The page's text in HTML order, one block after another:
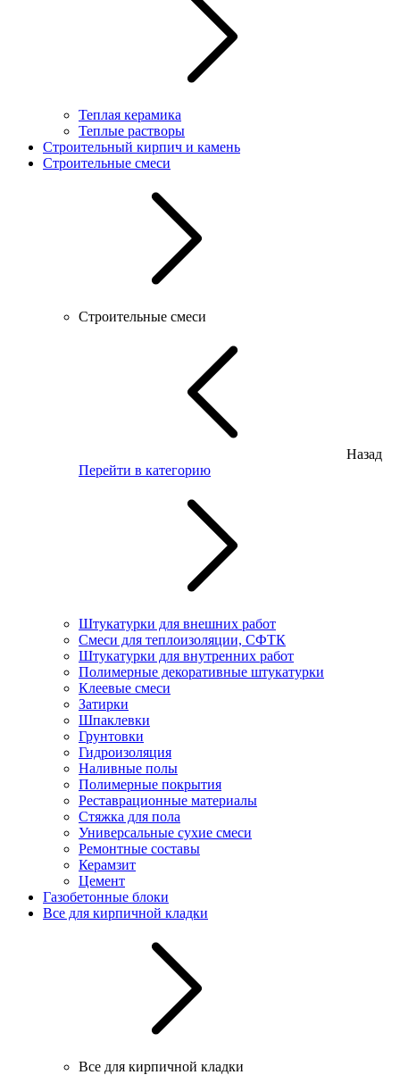
Теплая керамика
Теплые растворы
Строительный кирпич и камень
Строительные смеси
Строительные смеси
Назад
Перейти в категорию
Штукатурки для внешних работ
Смеси для теплоизоляции, СФТК
Штукатурки для внутренних работ
Полимерные декоративные штукатурки
Клеевые смеси
Затирки
Шпаклевки
Грунтовки
Гидроизоляция
Наливные полы
Полимерные покрытия
Реставрационные материалы
Стяжка для пола
Универсальные сухие смеси
Ремонтные составы
Керамзит
Цемент
Газобетонные блоки
Все для кирпичной кладки
Все для кирпичной кладки